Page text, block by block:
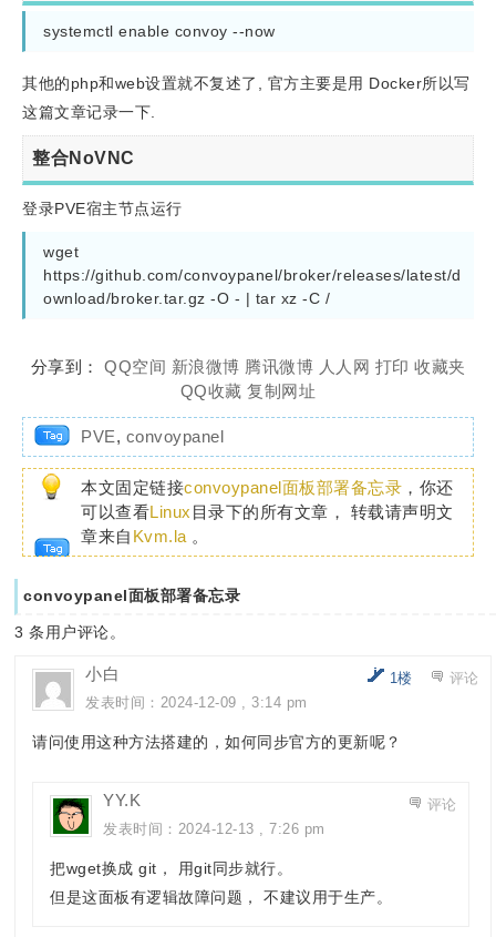
systemctl enable convoy --now
其他的php和web设置就不复述了, 官方主要是用 Docker所以写
这篇文章记录一下.
整合NoVNC
登录PVE宿主节点运行
wget
https://github.com/convoypanel/broker/releases/latest/d
分享到： QQ空间 新浪微博 腾讯微博 人人网 打印 收藏夹
QQ收藏 复制网址
PVE, convoypanel
本文固定链接convoypanel面板部署备忘录 ，你还
可以查看Linux 目录下的所有文章， 转载请声明文
章来自 Kvm.la 。
convoypanel面板部署备忘录
3 条用户评论。
小白
评论
发表时间：2024-12-09 , 3:14 pm
1楼
请问使用这种方法搭建的，如何同步官方的更新呢？
YY.K
评论
发表时间：2024-12-13 , 7:26 pm
把wget换成 git， 用git同步就行。
但是这面板有逻辑故障问题， 不建议用于生产。